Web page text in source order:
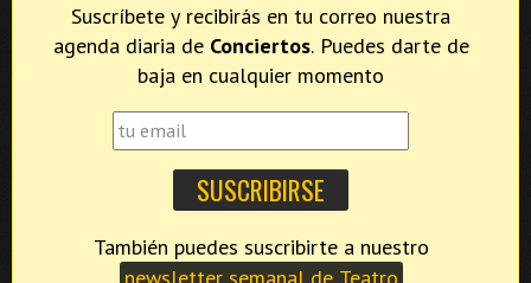
Suscríbete y recibirás en tu correo nuestra
agenda diaria de Conciertos. Puedes darte de
baja en cualquier momento